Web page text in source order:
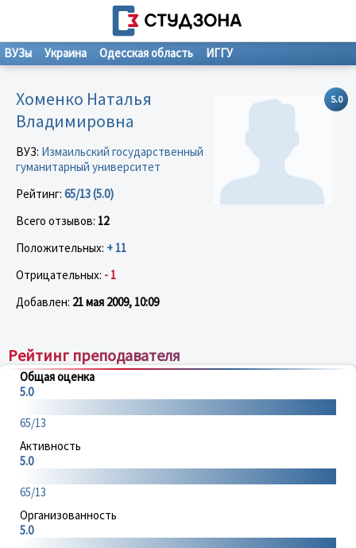
ВУЗы Украина Одесская область ИГГУ
5.0
Хоменко Наталья
Владимировна
ВУЗ: Измаильский государственный
гуманитарный университет
Рейтинг: 65/13 (5.0)
Всего отзывов: 12
Положительных: + 11
Отрицательных: - 1
Добавлен: 21 мая 2009, 10:09
Рейтинг преподавателя
Общая оценка
5.0
65/13
Активность
5.0
65/13
Организованность
5.0